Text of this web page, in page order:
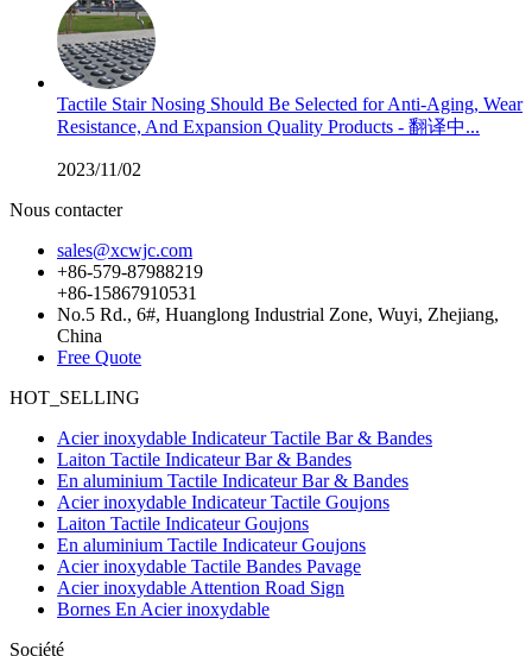
Tactile Stair Nosing Should Be Selected for Anti-Aging, Wear
Resistance, And Expansion Quality Products - 翻译中...
2023/11/02
Nous contacter
sales@xcwjc.com
+86-579-87988219
+86-15867910531
No.5 Rd., 6#, Huanglong Industrial Zone, Wuyi, Zhejiang,
China
Free Quote
HOT_SELLING
Acier inoxydable Indicateur Tactile Bar & Bandes
Laiton Tactile Indicateur Bar & Bandes
En aluminium Tactile Indicateur Bar & Bandes
Acier inoxydable Indicateur Tactile Goujons
Laiton Tactile Indicateur Goujons
En aluminium Tactile Indicateur Goujons
Acier inoxydable Tactile Bandes Pavage
Acier inoxydable Attention Road Sign
Bornes En Acier inoxydable
Société